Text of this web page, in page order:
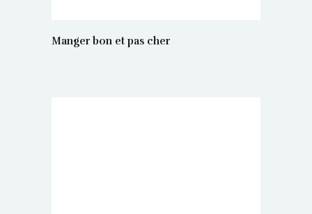
Manger bon et pas cher